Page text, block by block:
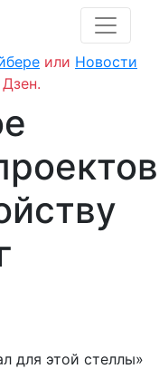
или Новости
для этой стеллы»